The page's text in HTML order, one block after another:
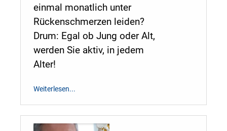
einmal monatlich unter
Rückenschmerzen leiden?
Drum: Egal ob Jung oder Alt,
werden Sie aktiv, in jedem
Alter!
Weiterlesen...